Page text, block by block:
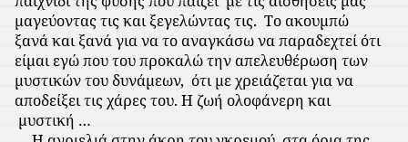
μαγεύοντας τις και ξεγελώντας τις. Το ακουμπώ
ξανά και ξανά για να το αναγκάσω να παραδεχτεί ότι
είμαι εγώ που του προκαλώ την απελευθέρωση των
μυστικών του δυνάμεων, ότι με χρειάζεται για να
αποδείξει τις χάρες του. Η ζωή ολοφάνερη και
μυστική …